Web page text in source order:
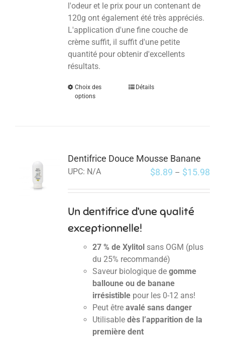
l'odeur et le prix pour un contenant de
120g ont également été très appréciés.
L'application d'une fine couche de
crème suffit, il suffit d'une petite
quantité pour obtenir d'excellents
résultats.
Choix des
options
Détails
Dentifrice Douce Mousse Banane
UPC: N/A $8.89 – $15.98
Un dentifrice d’une qualité
exceptionnelle!
27 % de Xylitolsans OGM (plus
du 25% recommandé)
Saveur biologique de gomme
balloune ou de banane
irrésistiblepour les 0-12 ans!
Peut être avalé sans danger
Utilisable dès l’apparition de la
première dent